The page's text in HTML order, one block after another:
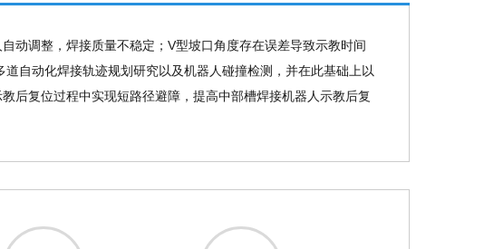
动调整，焊接质量不稳定；V型坡口角度存在误差导致示教时间
自动化焊接轨迹规划研究以及机器人碰撞检测，并在此基础上以
后复位过程中实现短路径避障，提高中部槽焊接机器人示教后复